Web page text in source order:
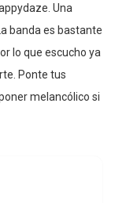
Una
banda es bastante
lo que escucho ya
Ponte tus
melancólico si